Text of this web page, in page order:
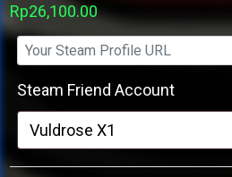
Rp26,100.00
Steam Friend Account